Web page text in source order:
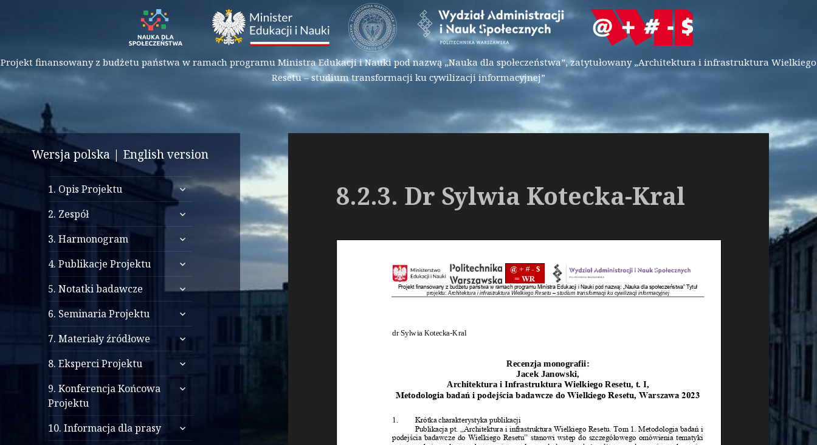
Projekt finansowany z budżetu państwa w ramach programu Ministra Edukacji i Nauki pod nazwą „Nauka dla społeczeństwa”, zatytułowany „Architektura i infrastruktura Wielkiego
Resetu – studium transformacji ku cywilizacji informacyjnej”
Architektura
i infrastruktura
Wielkiego Resetu
studium transformacji ku
cywilizacji informacyjnej
Wersja polska | English version
1. Opis Projektu
rozwiń
menu
potomne
2. Zespół
rozwiń
menu
potomne
3. Harmonogram
rozwiń
potomne
4. Publikacje Projektu
rozwiń
menu
potomne
5. Notatki badawcze
rozwiń
menu
potomne
6. Seminaria Projektu
rozwiń
menu
potomne
7. Materiały źródłowe
rozwiń
menu
potomne
8. Eksperci Projektu
rozwiń
menu
potomne
9. Konferencja Końcowa
Projektu
rozwiń
10. Informacja dla prasy
rozwiń
menu
8.2.3. Dr Sylwia Kotecka-Kral